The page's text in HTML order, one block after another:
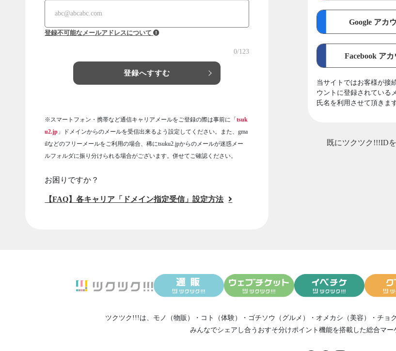
登録不可能なメールアドレスについて
0/123
登録へすすむ
※スマートフォン・携帯など通信キャリアメールをご登録の際は事前に「tsuk
u2.jp 」ドメインからのメールを受信出来るよう設定してください。また、gma
ilなどのフリーメールをご利用の場合、稀にtsuku2.jpからのメールが迷惑メー
ルフォルダに振り分けられる場合がございます。併せてご確認ください。
お困りですか？
【FAQ】各キャリア「ドメイン指定受信」設定方法
Google アカ
Facebook アカ
当サイトではお客様が接
ウントに登録されている
氏名を利用させて頂きます
既にツクツク!!!ID
ツクツク!!!は、 モノ（物販） ・ コト（体験） ・ ゴチソウ（グルメ） ・ オメカシ（美容） ・ チョ
みんなでシェアし合う おすそ分けポイント機能を搭載した総合マー